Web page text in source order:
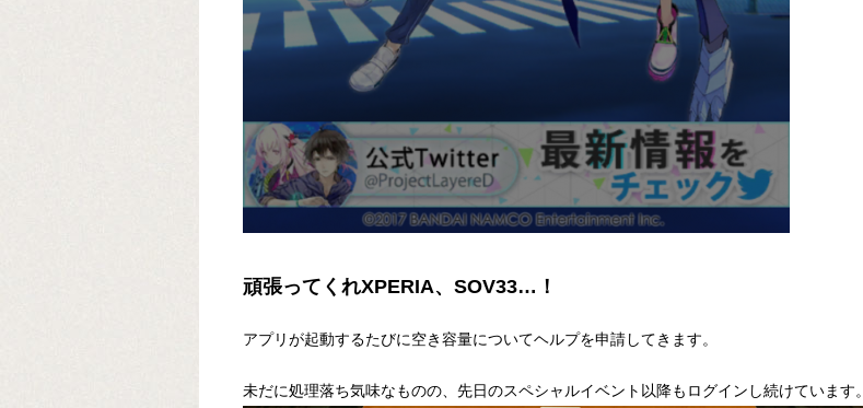
頑張ってくれXPERIA、SOV33…！
アプリが起動するたびに空き容量についてヘルプを申請してきます。
未だに処理落ち気味なものの、先日のスペシャルイベント以降もログインし続けています。